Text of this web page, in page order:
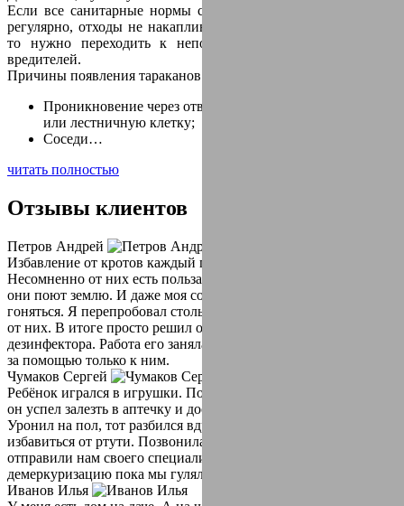
Если все санитарные нормы соблюдены, уборка проводится
регулярно, отходы не накапливаются и регулярно выносятся,
то нужно переходить к непосредственному уничтожению
вредителей.
Причины появления тараканов в квартире:
Проникновение через отверстия для вентиляции, подвал
или лестничную клетку;
Соседи…
читать полностью
Отзывы клиентов
Петров Андрей
Избавление от кротов каждый год, для меня как квест.
Несомненно от них есть польза, но вред превышает. Так как
они поют землю. И даже моя собака уже устала за ними
гоняться. Я перепробовал столько способов чтоб избавиться
от них. В итоге просто решил обратиться за помощью к
дезинфектора. Работа его заняла не больше двух часов. Теперь
за помощью только к ним.
Чумаков Сергей
Ребёнок игрался в игрушки. Пока я отвлеклась на пять минут,
он успел залезть в аптечку и достать ртутный градусник.
Уронил на пол, тот разбился вдребезги. Не знала как
избавиться от ртути. Позвонила в СЭС Гордезстанция. Они
отправили нам своего специалиста, он провел
демеркуризацию пока мы гуляли. Спасибо)
Иванов Илья